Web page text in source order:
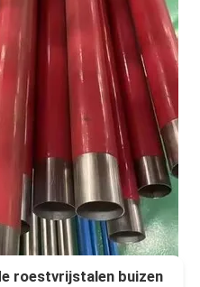
roestvrijstalen buizen